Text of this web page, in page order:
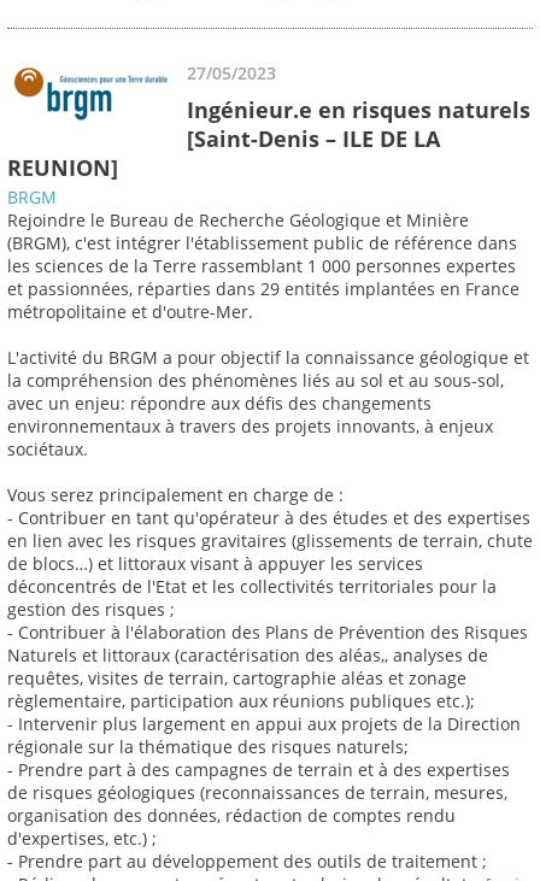
27/05/2023
Ingénieur.e en risques naturels
[Saint-Denis – ILE DE LA
REUNION]
BRGM
Rejoindre le Bureau de Recherche Géologique et Minière
(BRGM), c'est intégrer l'établissement public de référence dans
les sciences de la Terre rassemblant 1 000 personnes expertes
et passionnées, réparties dans 29 entités implantées en France
métropolitaine et d'outre-Mer.
L'activité du BRGM a pour objectif la connaissance géologique et
la compréhension des phénomènes liés au sol et au sous-sol,
avec un enjeu: répondre aux défis des changements
environnementaux à travers des projets innovants, à enjeux
sociétaux.
Vous serez principalement en charge de :
- Contribuer en tant qu'opérateur à des études et des expertises
en lien avec les risques gravitaires (glissements de terrain, chute
de blocs…) et littoraux visant à appuyer les services
déconcentrés de l'Etat et les collectivités territoriales pour la
gestion des risques ;
- Contribuer à l'élaboration des Plans de Prévention des Risques
Naturels et littoraux (caractérisation des aléas,, analyses de
requêtes, visites de terrain, cartographie aléas et zonage
règlementaire, participation aux réunions publiques etc.);
- Intervenir plus largement en appui aux projets de la Direction
régionale sur la thématique des risques naturels;
- Prendre part à des campagnes de terrain et à des expertises
de risques géologiques (reconnaissances de terrain, mesures,
organisation des données, rédaction de comptes rendu
d'expertises, etc.) ;
- Prendre part au développement des outils de traitement ;